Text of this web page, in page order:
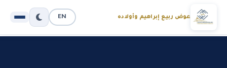
عوض ربيع إبراهيم وأولاده EN